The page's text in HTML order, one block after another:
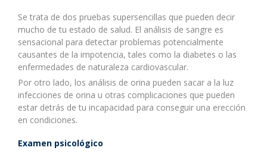
Se trata de dos pruebas supersencillas que pueden decir
mucho de tu estado de salud. El análisis de sangre es
sensacional para detectar problemas potencialmente
causantes de la impotencia, tales como la diabetes o las
enfermedades de naturaleza cardiovascular.
Por otro lado, los análisis de orina pueden sacar a la luz
infecciones de orina u otras complicaciones que pueden
estar detrás de tu incapacidad para conseguir una erección
en condiciones.
Examen psicológico